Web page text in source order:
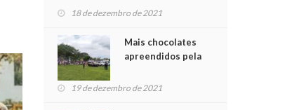
manter mulher em
18 de dezembro de 2021
Mais chocolates
apreendidos pela
entregues a
19 de dezembro de 2021